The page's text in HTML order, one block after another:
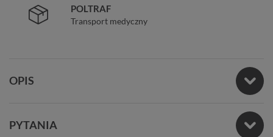
POLTRAF
Transport medyczny
OPIS
PYTANIA